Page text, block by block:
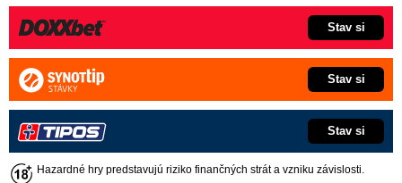
Stav si
Stav si
Stav si
Hazardné hry predstavujú riziko finančných strát a vzniku závislosti.